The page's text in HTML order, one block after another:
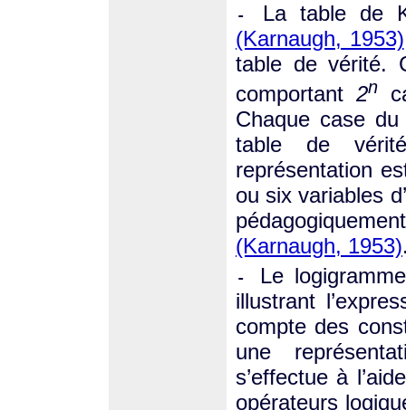
- La table de
(Karnaugh, 1953)
table de vérité.
comportant 2n
Chaque case
table de
représentation
ou six variables
(Karnaugh, 1953)
- Le
illustrant
compte des
une
s’effectue à
opérateurs